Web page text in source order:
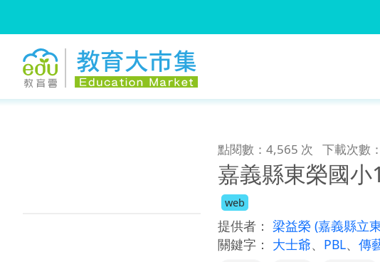
點閱數：4,565 次 下載次數
嘉義縣東榮國
web
提供者： 梁益榮 (嘉義縣立
關鍵字： 大士爺、 PBL、 傳